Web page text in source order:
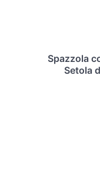
Spazzola
Setola